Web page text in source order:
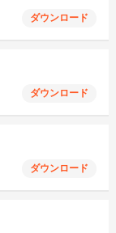
ダウンロード
ダウンロード
ダウンロード